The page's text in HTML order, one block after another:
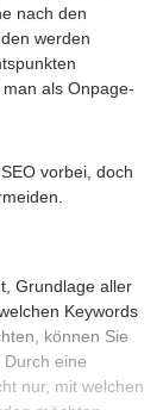
nach den
werden
als Onpage-
vorbei, doch
Grundlage aller
Keywords
können Sie
eine
nur, mit welchen